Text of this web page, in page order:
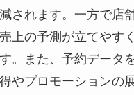
されます。一方で店
上の予測が立てやす
。また、予約データ
やプロモーションの